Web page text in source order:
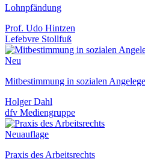
Lohnpfändung
Prof. Udo Hintzen
Lefebvre Stollfuß
Neu
Mitbestimmung in sozialen
Holger Dahl
dfv Mediengruppe
Neuauflage
Praxis des Arbeitsrechts